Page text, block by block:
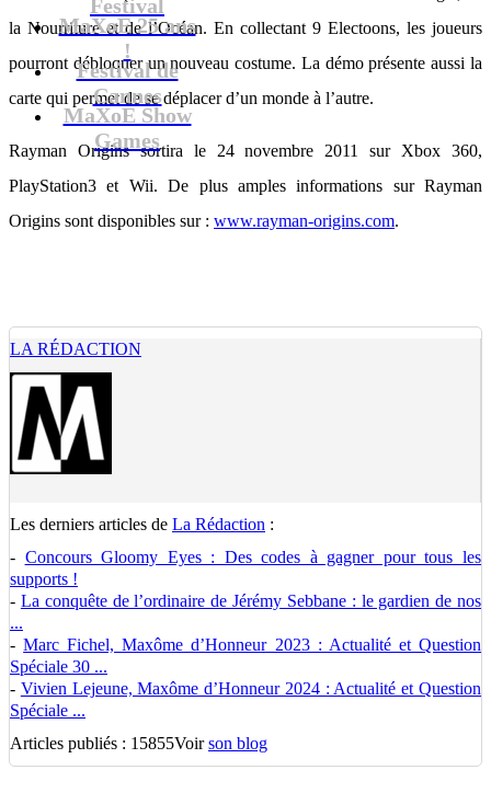
MaXoE 25 ans
!
Festival de
Cannes
MaXoE Show
Games
la Nourriture et de l’Océan. En collectant 9 Electoons, les joueurs
pourront débloquer un nouveau costume. La démo présente aussi la
carte qui permet de se déplacer d’un monde à l’autre.
Rayman Origins sortira le 24 novembre 2011 sur Xbox 360,
PlayStation3 et Wii. De plus amples informations sur Rayman
Origins sont disponibles sur : www.rayman-origins.com.
LA RÉDACTION
Les derniers articles de La Rédaction :
- Concours Gloomy Eyes : Des codes à gagner pour tous les
supports !
- La conquête de l’ordinaire de Jérémy Sebbane : le gardien de nos
...
-Marc Fichel, Maxôme d’Honneur 2023 : Actualité et Question
Spéciale 30 ...
- Vivien Lejeune, Maxôme d’Honneur 2024 : Actualité et Question
Spéciale ...
Articles publiés : 15855Voirson blog